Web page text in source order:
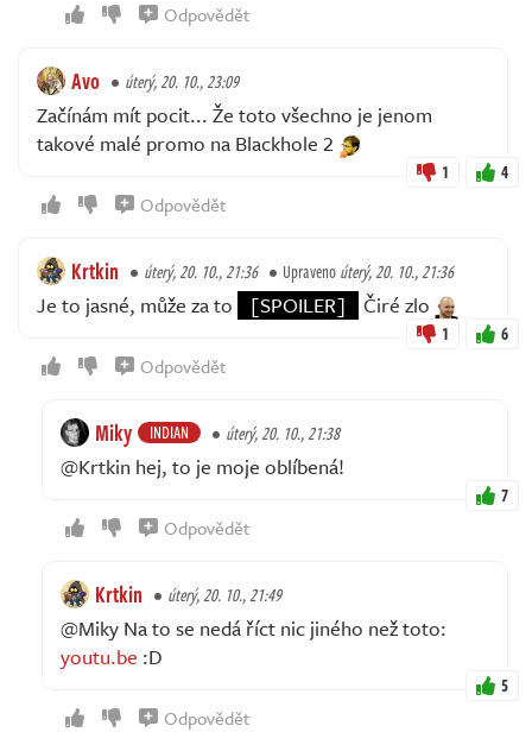
Odpovědět
Avo úterý, 20. 10., 23:09
Začínám mít pocit... Že toto všechno je jenom
takové malé promo na Blackhole 2
1 4
Odpovědět
Krtkin úterý, 20. 10., 21:36 Upravenoúterý, 20. 10., 21:36
Je to jasné, může za to [SPOILER] Čiré zlo
1 6
Odpovědět
Miky INDIAN úterý, 20. 10., 21:38
@Krtkin hej, to je moje oblíbená!
7
Odpovědět
Krtkin úterý, 20. 10., 21:49
@Miky Na to se nedá říct nic jiného než toto:
youtu.be :D
5
Odpovědět